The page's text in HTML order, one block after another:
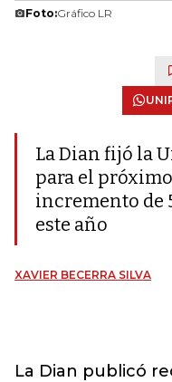
Foto:Gráfico LR
La Dian fijó la
para el
incremento de
este año
XAVIER BECERRA SILVA
La Dian publicó